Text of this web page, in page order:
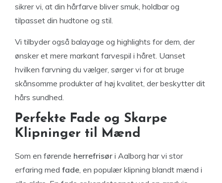
sikrer vi, at din hårfarve bliver smuk, holdbar og
tilpasset din hudtone og stil.
Vi tilbyder også balayage og highlights for dem, der
ønsker et mere markant farvespil i håret. Uanset
hvilken farvning du vælger, sørger vi for at bruge
skånsomme produkter af høj kvalitet, der beskytter dit
hårs sundhed.
Perfekte Fade og Skarpe
Klipninger til Mænd
Som en førende herrefrisør i Aalborg har vi stor
erfaring med fade, en populær klipning blandt mænd i